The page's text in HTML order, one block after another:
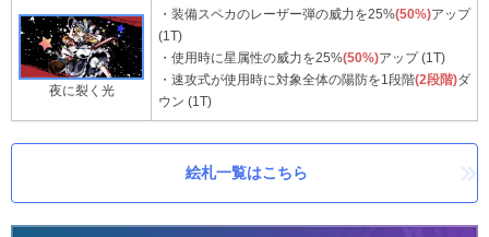
夜に裂く光
・装備スペカのレーザー弾の威力を25%(50%)アップ
(1T)
・使用時に星属性の威力を25%(50%)アップ (1T)
・速攻式が使用時に対象全体の陽防を1段階(2段階)ダ
ウン (1T)
絵札一覧はこちら